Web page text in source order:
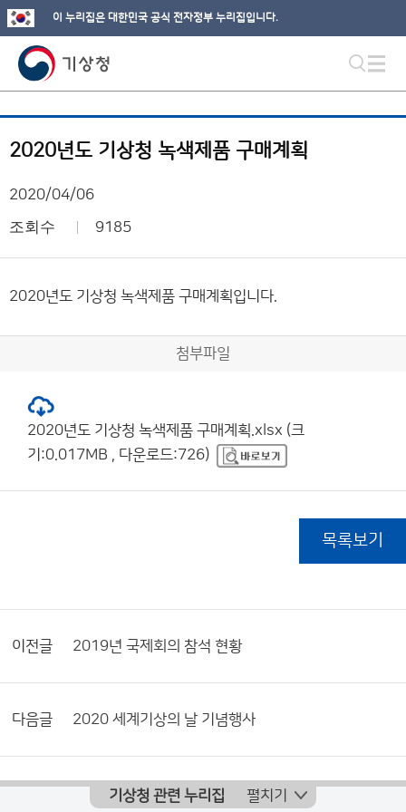
이 누리집은 대한민국 공식 전자정부 누리집입니다.
2020년도 기상청 녹색제품 구매계획
2020/04/06
조회수 9185
2020년도 기상청 녹색제품 구매계획입니다.
첨부파일
2020년도 기상청 녹색제품 구매계획.xlsx (크
기:0.017MB , 다운로드:726)
목록보기
이전글 2019년 국제회의 참석 현황
다음글 2020 세계기상의 날 기념행사
기상청 관련 누리집 펼치기